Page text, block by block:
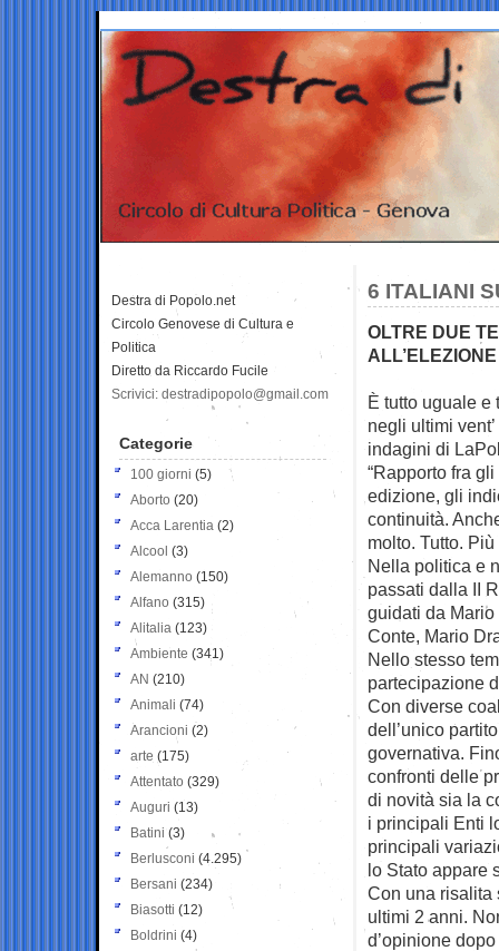
6 ITALIANI
OLTRE DUE
È tutto uguale e
negli ultimi
indagini di
“Rapporto fra
edizione, gli
continuità.
molto. Tutto.
Nella politica e
passati dalla II
guidati da
Conte, Mario
Nello stesso
partecipazione
Con diverse
dell’unico
governativa.
confronti delle
di novità sia la
i principali Enti
principali
lo Stato appare
Con una risalita
ultimi 2 anni.
d’opinione
Destra di Popolo.net
Circolo Genovese di Cultura e
Politica
Diretto da Riccardo Fucile
Scrivici: destradipopolo@gmail.com
Categorie
100 giorni (5)
Aborto (20)
Acca Larentia (2)
Alcool (3)
Alemanno (150)
Alfano (315)
Alitalia (123)
Ambiente (341)
AN (210)
Animali (74)
Arancioni (2)
arte (175)
Attentato (329)
Auguri (13)
Batini (3)
Berlusconi (4.295)
Bersani (234)
Biasotti (12)
Boldrini (4)